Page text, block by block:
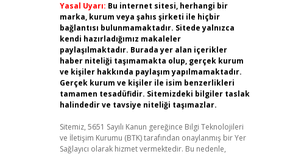
Yasal Uyarı: Bu internet sitesi, herhangi bir
marka, kurum veya şahıs şirketi ile hiçbir
bağlantısı bulunmamaktadır. Sitede yalnızca
kendi hazırladığımız makaleler
paylaşılmaktadır. Burada yer alan içerikler
haber niteliği taşımamakta olup, gerçek kurum
ve kişiler hakkında paylaşım yapılmamaktadır.
Gerçek kurum ve kişiler ile isim benzerlikleri
tamamen tesadüfidir. Sitemizdeki bilgiler taslak
halindedir ve tavsiye niteliği taşımazlar.
Sitemiz, 5651 Sayılı Kanun gereğince Bilgi Teknolojileri
ve İletişim Kurumu (BTK) tarafından onaylanmış bir Yer
Sağlayıcı olarak hizmet vermektedir. Bu nedenle,